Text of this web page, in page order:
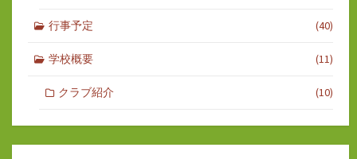
行事予定 (40)
学校概要 (11)
クラブ紹介 (10)